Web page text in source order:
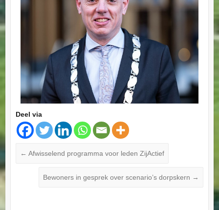
Deel via
← Afwisselend programma voor leden ZijActief
Bewoners in gesprek over scenario’s dorpskern →